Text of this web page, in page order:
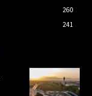
260
241